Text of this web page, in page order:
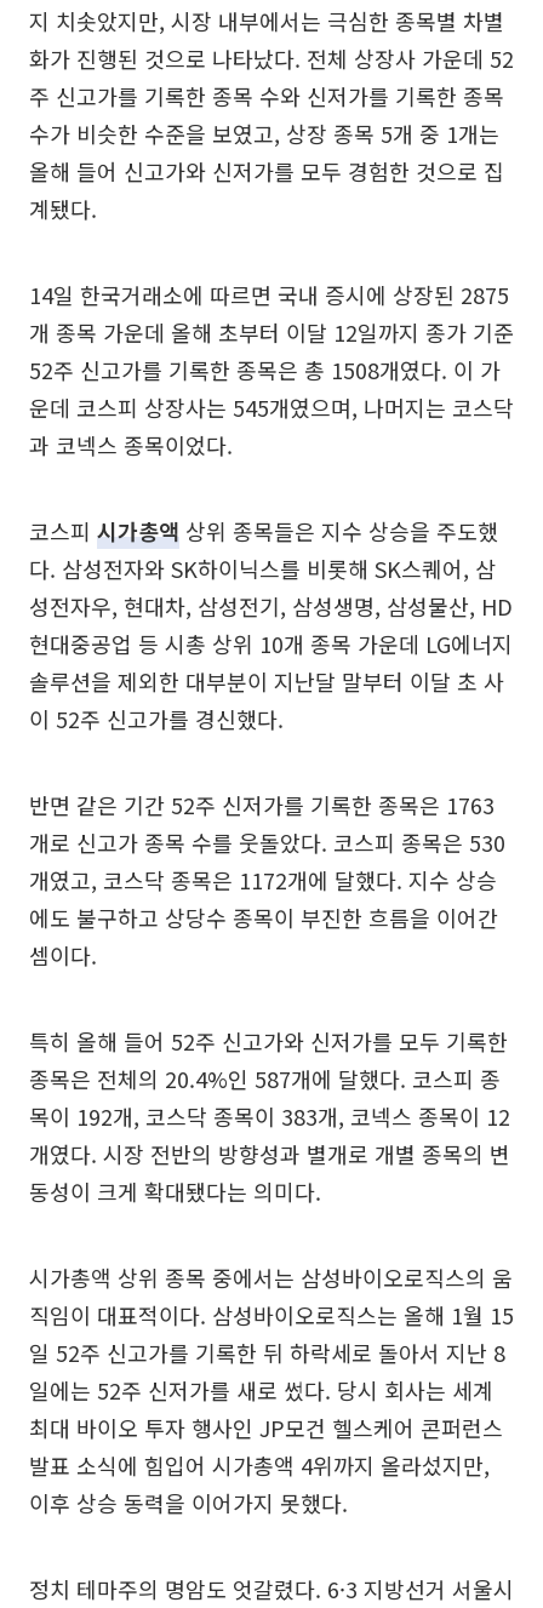
지 치솟았지만, 시장 내부에서는 극심한 종목별 차별
화가 진행된 것으로 나타났다. 전체 상장사 가운데 52
주 신고가를 기록한 종목 수와 신저가를 기록한 종목
수가 비슷한 수준을 보였고, 상장 종목 5개 중 1개는
올해 들어 신고가와 신저가를 모두 경험한 것으로 집
계됐다.
14일 한국거래소에 따르면 국내 증시에 상장된 2875
개 종목 가운데 올해 초부터 이달 12일까지 종가 기준
52주 신고가를 기록한 종목은 총 1508개였다. 이 가
운데 코스피 상장사는 545개였으며, 나머지는 코스닥
과 코넥스 종목이었다.
코스피 시가총액 상위 종목들은 지수 상승을 주도했
다. 삼성전자와 SK하이닉스를 비롯해 SK스퀘어, 삼
성전자우, 현대차, 삼성전기, 삼성생명, 삼성물산, HD
현대중공업 등 시총 상위 10개 종목 가운데 LG에너지
솔루션을 제외한 대부분이 지난달 말부터 이달 초 사
이 52주 신고가를 경신했다.
반면 같은 기간 52주 신저가를 기록한 종목은 1763
개로 신고가 종목 수를 웃돌았다. 코스피 종목은 530
개였고, 코스닥 종목은 1172개에 달했다. 지수 상승
에도 불구하고 상당수 종목이 부진한 흐름을 이어간
셈이다.
특히 올해 들어 52주 신고가와 신저가를 모두 기록한
종목은 전체의 20.4%인 587개에 달했다. 코스피 종
목이 192개, 코스닥 종목이 383개, 코넥스 종목이 12
개였다. 시장 전반의 방향성과 별개로 개별 종목의 변
동성이 크게 확대됐다는 의미다.
시가총액 상위 종목 중에서는 삼성바이오로직스의 움
직임이 대표적이다. 삼성바이오로직스는 올해 1월 15
일 52주 신고가를 기록한 뒤 하락세로 돌아서 지난 8
일에는 52주 신저가를 새로 썼다. 당시 회사는 세계
최대 바이오 투자 행사인 JP모건 헬스케어 콘퍼런스
발표 소식에 힘입어 시가총액 4위까지 올라섰지만,
이후 상승 동력을 이어가지 못했다.
정치 테마주의 명암도 엇갈렸다. 6·3 지방선거 서울시